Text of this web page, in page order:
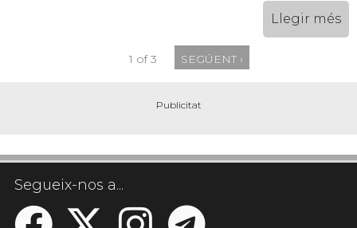
Llegir més
1 of 3 SEGÜENT ›
Segueix-nos a...